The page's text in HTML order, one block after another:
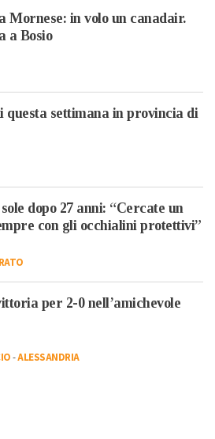
Mornese: in volo un canadair.
a Bosio
questa settimana in provincia di
dopo 27 anni: “Cercate un
con gli occhialini protettivi”
per 2-0 nell’amichevole
-ALESSANDRIA